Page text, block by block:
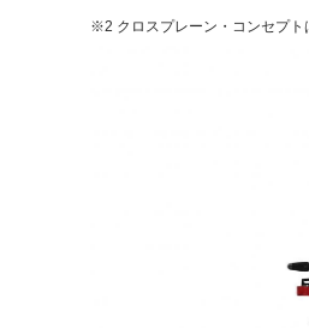
※2 クロスプレーン・コンセプト